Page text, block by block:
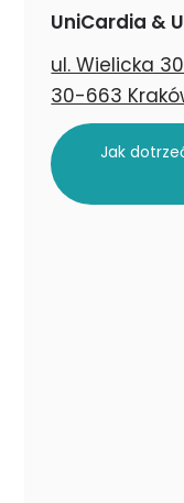
UniCardia &
ul. Wielicka
30-663
Jak